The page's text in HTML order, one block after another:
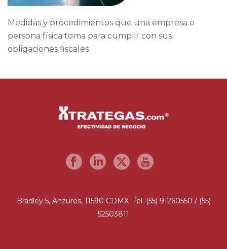
Medidas y procedimientos que una empresa o
persona física toma para cumplir con sus
obligaciones fiscales
Bradley 5, Anzures, 11590 CDMX Tel: (55) 91260550 / (55)
52503811